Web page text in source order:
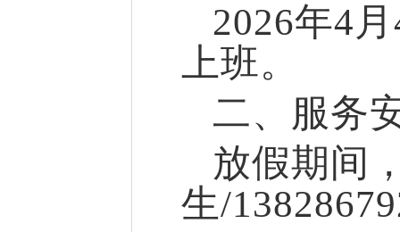
2026年4
上班。
二、服务
放假期间
生/